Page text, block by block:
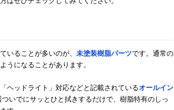
いることが多いのが、 未塗装樹脂パーツです。通常の
うになることがあります。
ヘッドライト」対応などと記載されているオールイン
いでにサッとひと拭きするだけで、樹脂特有のしっ